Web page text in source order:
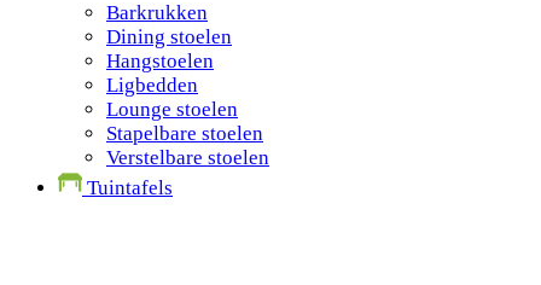
Barkrukken
Dining stoelen
Hangstoelen
Ligbedden
Lounge stoelen
Stapelbare stoelen
Verstelbare stoelen
Tuintafels